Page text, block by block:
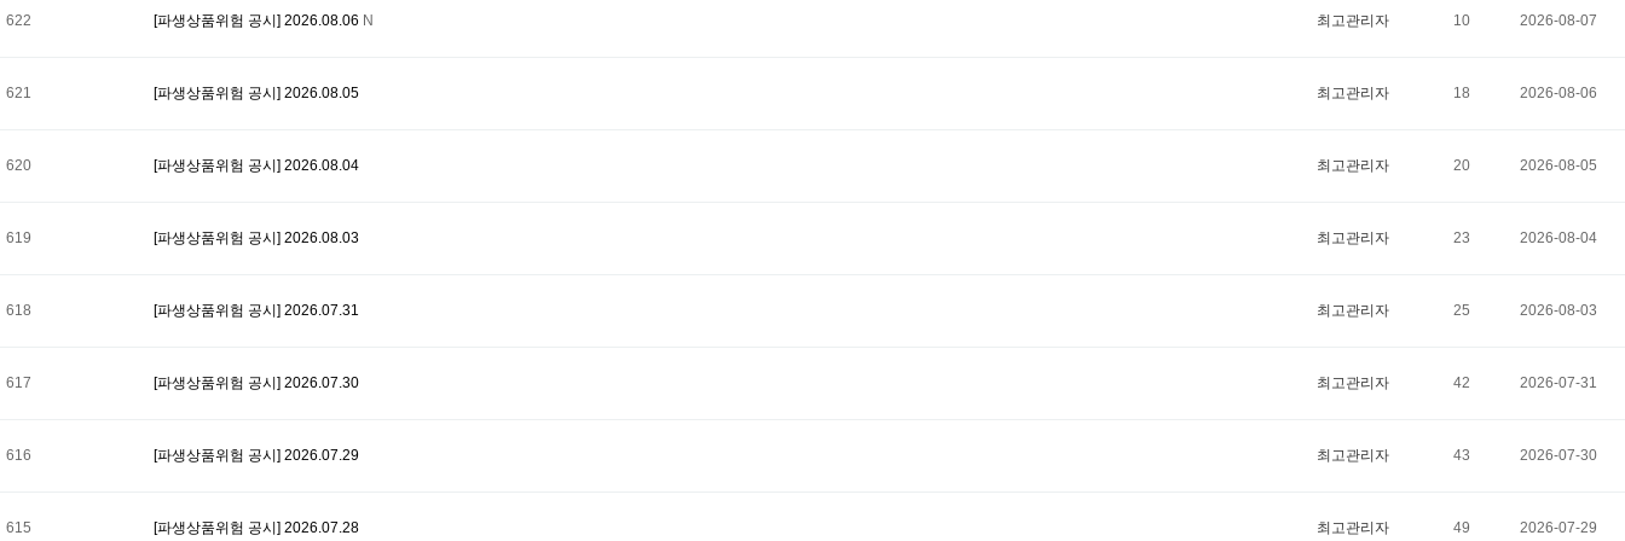
622 [파생상품위험 공시] 2026.08.06 N 최고관리자 10 2026-08-07
621 [파생상품위험 공시] 2026.08.05 최고관리자 18 2026-08-06
620 [파생상품위험 공시] 2026.08.04 최고관리자 20 2026-08-05
619 [파생상품위험 공시] 2026.08.03 최고관리자 23 2026-08-04
618 [파생상품위험 공시] 2026.07.31 최고관리자 25 2026-08-03
617 [파생상품위험 공시] 2026.07.30 최고관리자 42 2026-07-31
616 [파생상품위험 공시] 2026.07.29 최고관리자 43 2026-07-30
615 [파생상품위험 공시] 2026.07.28 최고관리자 49 2026-07-29